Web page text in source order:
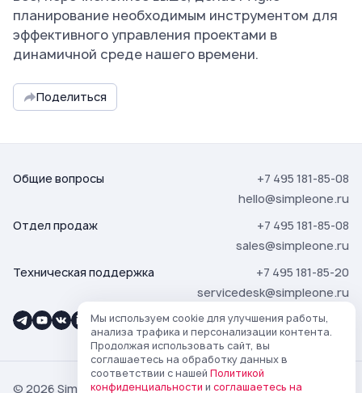
планирование необходимым инструментом для
эффективного управления проектами в
динамичной среде нашего времени.
Поделиться
Мы используем cookie для улучшения работы,
анализа трафика и персонализации контента.
Продолжая использовать сайт, вы
соглашаетесь на обработку данных в
соответствии с нашей Политикой
конфиденциальности и соглашаетесь на
Общие вопросы
+7 495 181-85-08
hello@simpleone.ru
Отдел продаж
+7 495 181-85-08
sales@simpleone.ru
Техническая поддержка
+7 495 181-85-20
servicedesk@simpleone.ru
© 2026 SimpleOne